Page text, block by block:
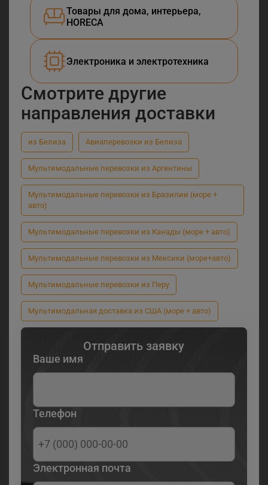
Товары для дома, интерьера,
HORECA
Электроника и электротехника
Смотрите другие
направления доставки
из Белиза Авиаперевозки из Белиза
Мультимодальные перевозки из Аргентины
Мультимодальные перевозки из Бразилии (море +
авто)
Мультимодальные перевозки из Канады (море + авто)
Мультимодальные перевозки из Мексики (море+авто)
Мультимодальные перевозки из Перу
Мультимодальная доставка из США (море + авто)
Отправить заявку
Ваше имя
Телефон
Электронная почта